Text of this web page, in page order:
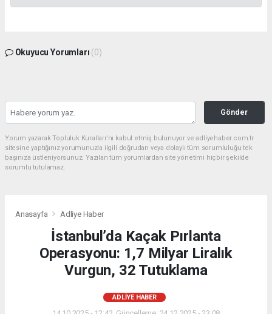
Okuyucu Yorumları (0)
Gönder
Yorum yazarak Topluluk Kuralları’nı kabul etmiş bulunuyor ve adliyehaber.com.tr
sitesine yaptığınız yorumunuzla ilgili doğrudan veya dolaylı tüm sorumluluğu tek
başınıza üstleniyorsunuz. Yazılan tüm yorumlardan site yönetimi hiçbir şekilde
sorumlu tutulamaz.
Anasayfa Adliye Haber
İstanbul’da Kaçak Pırlanta
Operasyonu: 1,7 Milyar Liralık
Vurgun, 32 Tutuklama
ADLIYE HABER